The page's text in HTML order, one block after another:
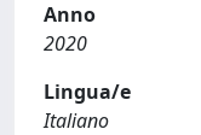
Anno
2020
Lingua/e
Italiano